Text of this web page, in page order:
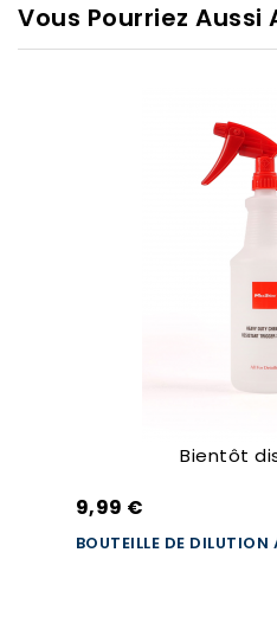
Vous Pourriez Aussi
Bientôt
9,99 €
BOUTEILLE DE